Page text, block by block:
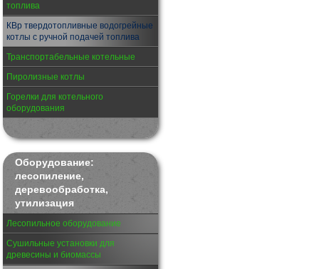
топлива
КВр твердотопливные водогрейные
котлы с ручной подачей топлива
Транспортабельные котельные
Пиролизные котлы
Горелки для котельного
оборудования
Оборудование:
лесопиление,
деревообработка,
утилизация
Лесопильное оборудование
Сушильные установки для
древесины и биомассы